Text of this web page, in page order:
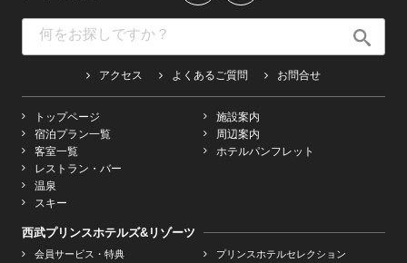
アクセス よくあるご質問 お問合せ
トップページ
宿泊プラン一覧
客室一覧
レストラン・バー
温泉
スキー
施設案内
周辺案内
ホテルパンフレット
西武プリンスホテルズ&リゾーツ
会員サービス・特典
プリンスホテルセレクション